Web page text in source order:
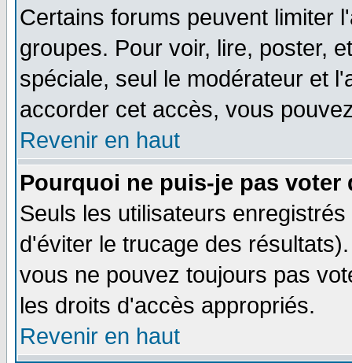
Certains forums peuvent limiter
groupes. Pour voir, lire, poster,
spéciale, seul le modérateur et
accorder cet accès, vous
Revenir en haut
Pourquoi ne puis-je pas voter
Seuls les utilisateurs
d'éviter le trucage des
vous ne pouvez toujours pas
les droits d'accès appropriés.
Revenir en haut